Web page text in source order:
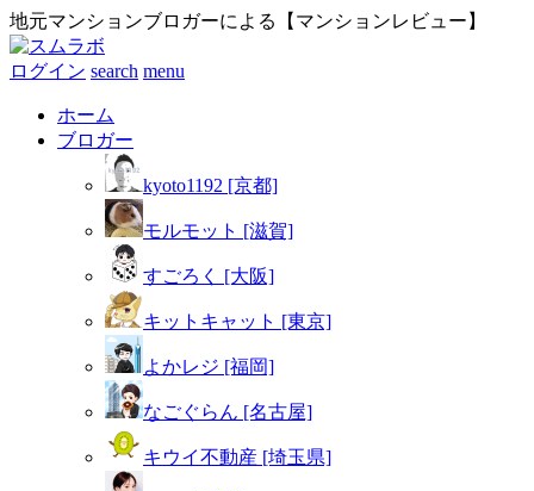
地元マンションブロガーによる【マンションレビュー】
ログイン search menu
ホーム
ブロガー
kyoto1192 [京都]
モルモット [滋賀]
すごろく [大阪]
キットキャット [東京]
よかレジ [福岡]
なごぐらん [名古屋]
キウイ不動産 [埼玉県]